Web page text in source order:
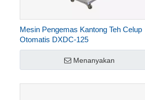
Mesin Pengemas Kantong Teh Celup
Otomatis DXDC-125
Menanyakan